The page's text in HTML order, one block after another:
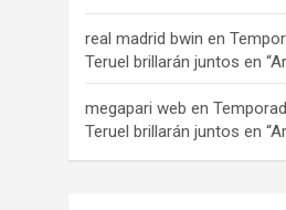
real madrid bwin en
Teruel brillarán juntos en
megapari web en
Teruel brillarán juntos en